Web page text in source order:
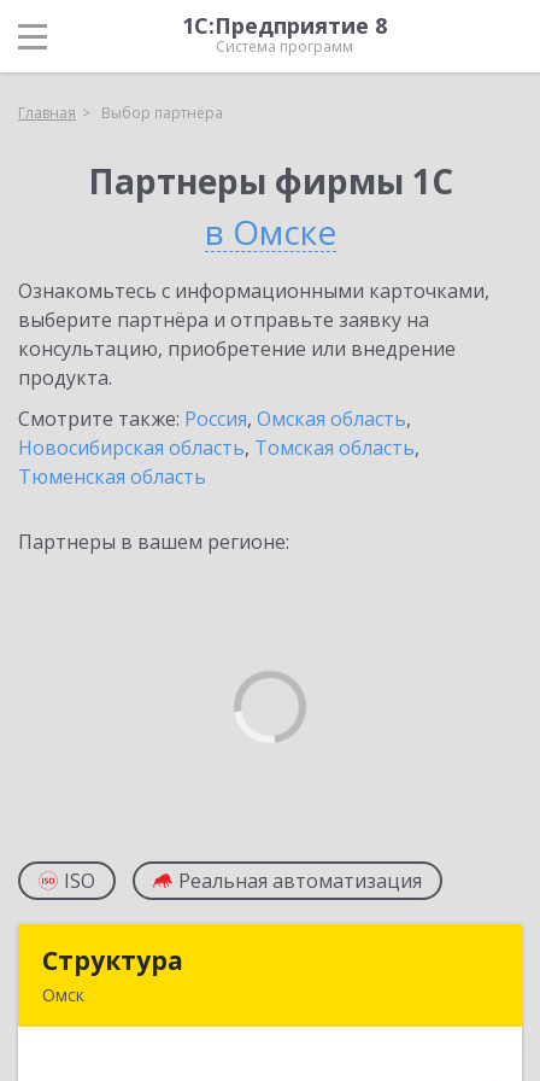
1С:Предприятие 8
Система программ
Главная Выбор партнёра
Партнеры фирмы 1С
в Омске
Ознакомьтесь с информационными карточками,
выберите партнёра и отправьте заявку на
консультацию, приобретение или внедрение
продукта.
Смотрите также: Россия, Омская область,
Новосибирская область, Томская область,
Тюменская область
Партнеры в вашем регионе:
ISO Реальная автоматизация
Структура
Омск